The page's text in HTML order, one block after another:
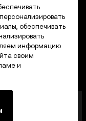
обеспечивать
информацию
своим
и